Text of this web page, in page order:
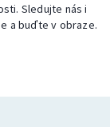
Sledujte nás i
a buďte v obraze.